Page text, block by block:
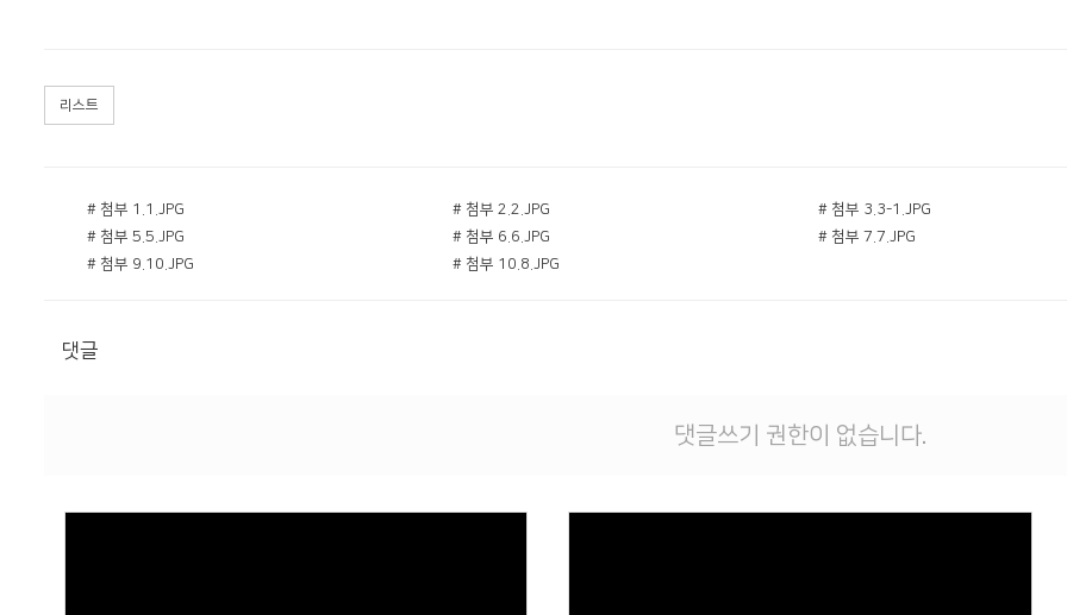
리스트
# 첨부 1.1.JPG # 첨부 2.2.JPG # 첨부 3.3-1.JPG
# 첨부 5.5.JPG
# 첨부 6.6.JPG # 첨부 7.7.JPG
# 첨부 9.10.JPG
# 첨부 10.8.JPG
댓글
댓글쓰기 권한이 없습니다.